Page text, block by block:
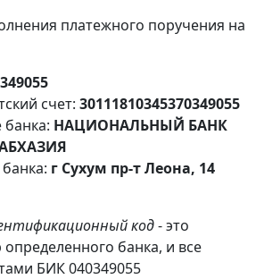
платежного поручения на
счет: 30111810345370349055
НАЦИОНАЛЬНЫЙ БАНК
г Сухум пр-т Леона, 14
код- это
банка, и все
БИК 040349055